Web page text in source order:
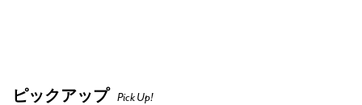
ピックアップ Pick Up!